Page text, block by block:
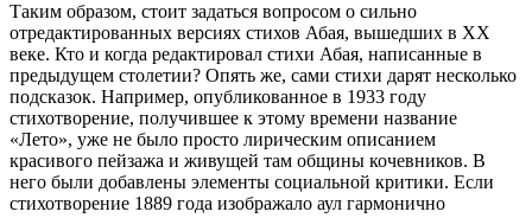
Таким образом, стоит задаться вопросом о сильно
отредактированных версиях стихов Абая, вышедших в XX
веке. Кто и когда редактировал стихи Абая, написанные в
предыдущем столетии? Опять же, сами стихи дарят несколько
подсказок. Например, опубликованное в 1933 году
стихотворение, получившее к этому времени название
«Лето», уже не было просто лирическим описанием
красивого пейзажа и живущей там общины кочевников. В
него были добавлены элементы социальной критики. Если
стихотворение 1889 года изображало аул гармонично